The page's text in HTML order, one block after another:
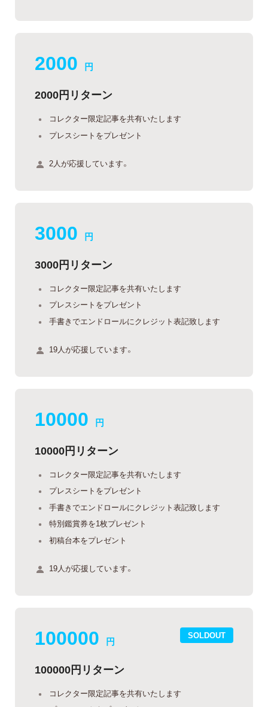
2000 円
2000円リターン
コレクター限定記事を共有いたします
プレスシートをプレゼント
2人が応援しています。
3000 円
3000円リターン
コレクター限定記事を共有いたします
プレスシートをプレゼント
手書きでエンドロールにクレジット表記致します
19人が応援しています。
10000 円
10000円リターン
コレクター限定記事を共有いたします
プレスシートをプレゼント
手書きでエンドロールにクレジット表記致します
特別鑑賞券を1枚プレゼント
初稿台本をプレゼント
19人が応援しています。
SOLDOUT
100000 円
100000円リターン
コレクター限定記事を共有いたします